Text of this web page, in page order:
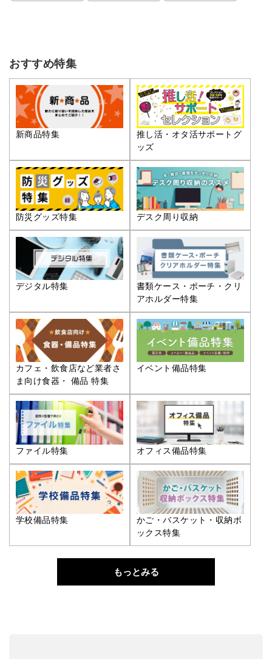
おすすめ特集
新商品特集
推し活・オタ活サポートグ
ッズ
防災グッズ特集 デスク周り収納
デジタル特集
書類ケース・ポーチ・クリ
アホルダー特集
カフェ・飲食店など業者さ
ま向け食器・ 備品 特集
イベント備品特集
ファイル特集 オフィス備品特集
学校備品特集
かご・バスケット・収納ボ
ックス特集
もっとみる